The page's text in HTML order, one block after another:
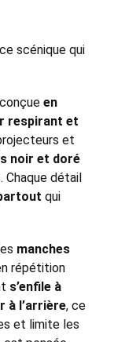
scénique qui
en
respirant et
et
noir et doré
détail
qui
manches
répétition
s’enfile à
à l’arrière, ce
et limite les